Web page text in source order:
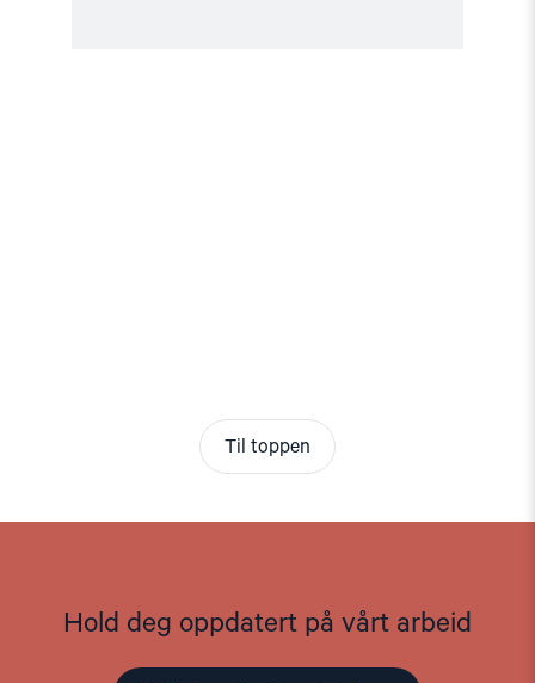
Til toppen
Hold deg oppdatert på vårt arbeid